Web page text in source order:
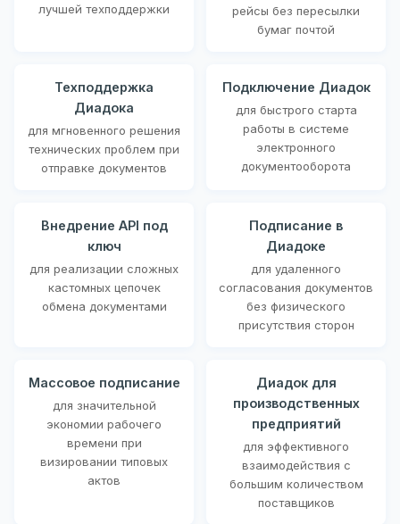
лучшей техподдержки
рейсы без пересылки
бумаг почтой
Техподдержка
Диадока
для мгновенного решения
технических проблем при
отправке документов
Подключение Диадок
для быстрого старта
работы в системе
электронного
документооборота
Внедрение API под
ключ
для реализации сложных
кастомных цепочек
обмена документами
Подписание в
Диадоке
для удаленного
согласования документов
без физического
присутствия сторон
Массовое подписание
для значительной
экономии рабочего
времени при
визировании типовых
актов
Диадок для
производственных
предприятий
для эффективного
взаимодействия с
большим количеством
поставщиков